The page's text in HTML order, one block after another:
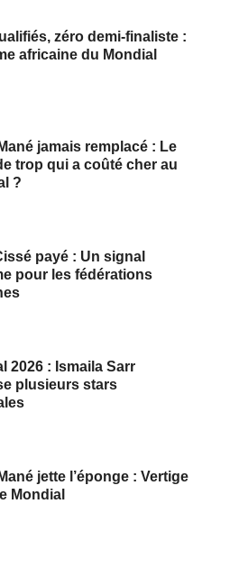
zéro demi‑finaliste :
africaine du Mondial
jamais remplacé : Le
trop qui a coûté cher au
?
payé : Un signal
pour les fédérations
2026 : Ismaila Sarr
plusieurs stars
jette l’éponge : Vertige
Mondial